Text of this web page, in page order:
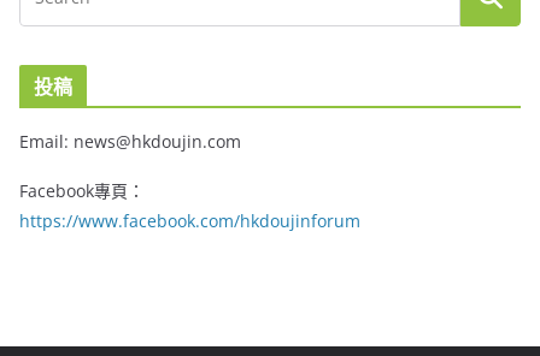
投稿
Email: news@hkdoujin.com
Facebook專頁：
https://www.facebook.com/hkdoujinforum